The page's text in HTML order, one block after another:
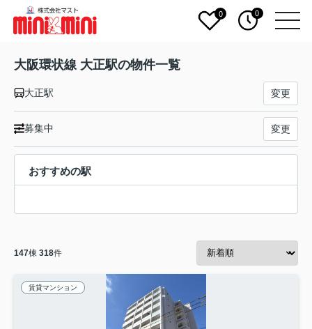
0 0
大阪環状線 大正駅の物件一覧
大正駅 変更
募集中 変更
おすすめの駅
147棟 318件
賃貸マンション